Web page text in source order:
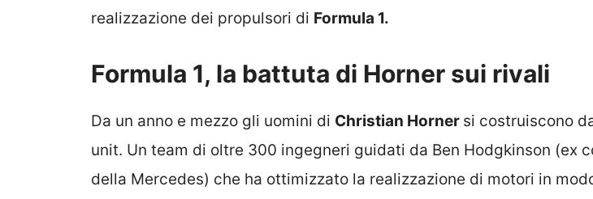
realizzazione dei propulsori di Formula 1.
Formula 1, la battuta di Horner sui rivali
Da un anno e mezzo gli uomini di Christian Horner si costruiscono
unit. Un team di oltre 300 ingegneri guidati da Ben Hodgkinson (ex
della Mercedes) che ha ottimizzato la realizzazione di motori in